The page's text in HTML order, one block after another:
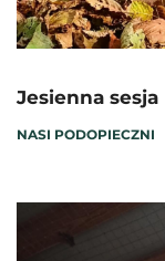
Jesienna sesja
NASI PODOPIECZNI